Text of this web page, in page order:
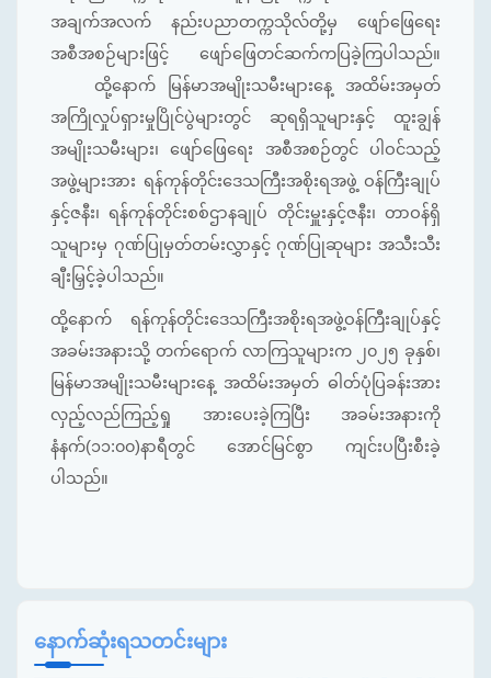
အချက်အလက် နည်းပညာတက္ကသိုလ်တို့မှ ဖျော်ဖြေရေး
အစီအစဉ်များဖြင့် ဖျော်ဖြေတင်ဆက်ကပြခဲ့ကြပါသည်။
ထို့နောက် မြန်မာအမျိုးသမီးများနေ့ အထိမ်းအမှတ်
အကြိုလှုပ်ရှားမှုပြိုင်ပွဲများတွင် ဆုရရှိသူများနှင့် ထူးချွန်
အမျိုးသမီးများ၊ ဖျော်ဖြေရေး အစီအစဉ်တွင် ပါဝင်သည့်
အဖွဲ့များအား ရန်ကုန်တိုင်းဒေသကြီးအစိုးရအဖွဲ့ ဝန်ကြီးချုပ်
နှင့်ဇနီး၊ ရန်ကုန်တိုင်းစစ်ဌာနချုပ် တိုင်းမှူးနှင့်ဇနီး၊ တာဝန်ရှိ
သူများမှ ဂုဏ်ပြုမှတ်တမ်းလွှာနှင့် ဂုဏ်ပြုဆုများ အသီးသီး
ချီးမြှင့်ခဲ့ပါသည်။
ထို့နောက် ရန်ကုန်တိုင်းဒေသကြီးအစိုးရအဖွဲ့ဝန်ကြီးချုပ်နှင့်
အခမ်းအနားသို့ တက်ရောက် လာကြသူများက ၂၀၂၅ ခုနှစ်၊
မြန်မာအမျိုးသမီးများနေ့ အထိမ်းအမှတ် ဓါတ်ပုံပြခန်းအား
လှည့်လည်ကြည့်ရှု အားပေးခဲ့ကြပြီး အခမ်းအနားကို
နံနက်(၁၁:၀၀)နာရီတွင် အောင်မြင်စွာ ကျင်းပပြီးစီးခဲ့
ပါသည်။
နောက်ဆုံးရသတင်းများ